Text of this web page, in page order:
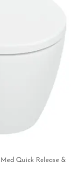
Quick Release &